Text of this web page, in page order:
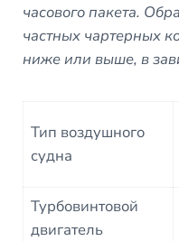
часового пакета.
частных чартерных
ниже или выше, в
Тип воздушного
судна
Турбовинтовой
двигатель